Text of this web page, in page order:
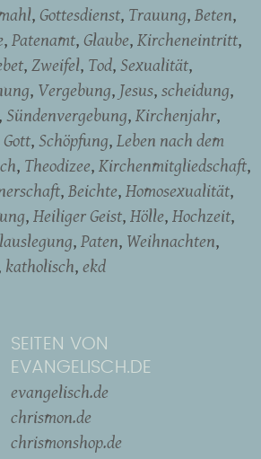
Gottesdienst Trauung Beten
Patenamt Glaube Kircheneintritt
Zweifel Tod Sexualität
Vergebung Jesus scheidung
Sündenvergebung Kirchenjahr
Gott Schöpfung Leben nach dem
Theodizee Kirchenmitgliedschaft
Beichte Homosexualität
Heiliger Geist Hölle Hochzeit
Paten Weihnachten
katholisch ekd
SEITEN VON
EVANGELISCH.DE
evangelisch.de
chrismon.de
chrismonshop.de